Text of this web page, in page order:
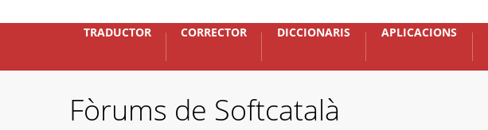
TRADUCTOR CORRECTOR DICCIONARIS APLICACIONS
Fòrums de Softcatalà